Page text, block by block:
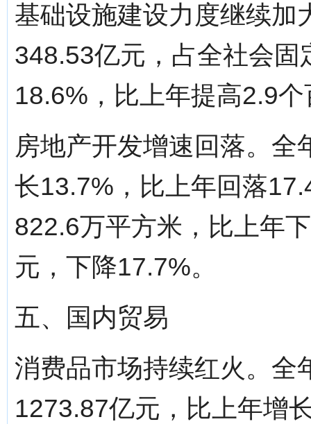
基础设施建设力度继续加
348.53亿元，占全社会
18.6%，比上年提高2.9
房地产开发增速回落。
长13.7%，比上年回落
822.6万平方米，比上年
元，下降17.7%。
五、国内贸易
消费品市场持续红火。全
1273.87亿元，比上年增